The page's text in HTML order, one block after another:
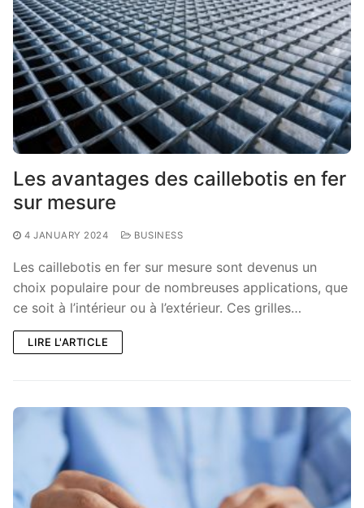
Les avantages des caillebotis en fer
sur mesure
4 JANUARY 2024 BUSINESS
Les caillebotis en fer sur mesure sont devenus un
choix populaire pour de nombreuses applications, que
ce soit à l’intérieur ou à l’extérieur. Ces grilles…
LIRE L'ARTICLE